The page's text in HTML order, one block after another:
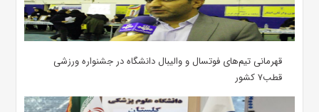
قهرمانی تیم‌های فوتسال و والیبال دانشگاه در جشنواره ورزشی
قطب۷ کشور